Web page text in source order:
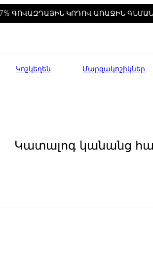
ԳՈՎԱԶԴԱՅԻՆ ԿՈԴՈՎ ԱՌԱՋԻՆ
Կոշկեղեն Մարզակոշիկներ
Կատալոգ կանանց